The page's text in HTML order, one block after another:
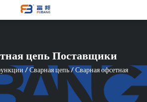
цепь Поставщики
/ Сварная цепь/ Сварная офсетная